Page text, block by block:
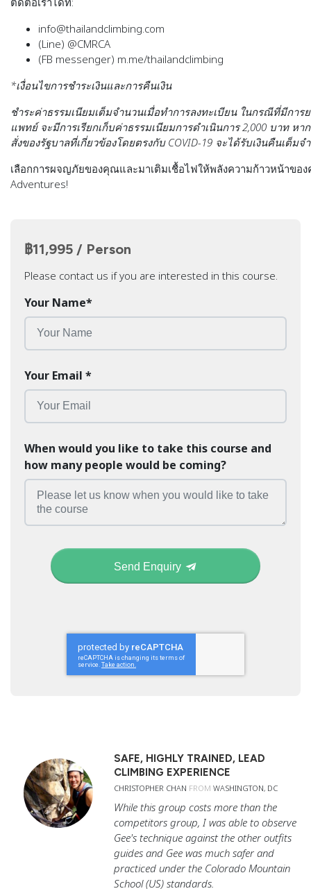
info@thailandclimbing.com
(Line) @CMRCA
(FB messenger) m.me/thailandclimbing
*เงื่อนไขการชำระเงินและการคืนเงิน
ชำระค่าธรรมเนียมเต็มจำนวนเมื่อทำการลงทะเบียน ในกรณีที่มีการ
แพทย์ จะมีการเรียกเก็บค่าธรรมเนียมการดำเนินการ 2,000 บาท ห
สั่งของรัฐบาลที่เกี่ยวข้องโดยตรงกับ COVID-19 จะได้รับเงินคืนเต็มจ
เลือกการผจญภัยของคุณและมาเติมเชื้อไฟให้พลังความก้าวหน้าขอ
Adventures!
฿11,995 / Person
Please contact us if you are interested in this course.
Your Name*
Your Email *
When would you like to take this course and
how many people would be coming?
Send Enquiry
SAFE, HIGHLY TRAINED, LEAD
CLIMBING EXPERIENCE
CHRISTOPHER CHAN FROM WASHINGTON, DC
While this group costs more than the
competitors group, I was able to observe
Gee's technique against the other outfits
guides and Gee was much safer and
practiced under the Colorado Mountain
School (US) standards.